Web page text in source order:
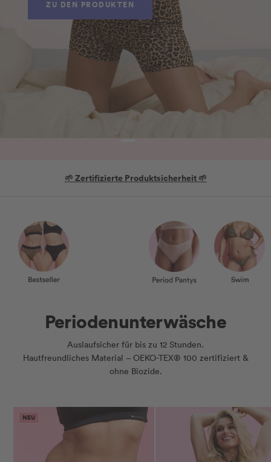
0 % Schadstoffe. 0 % Biozide.
100 % zertifizierter Komfort.
ZUR KOLLEKTION
gehengehen
Kostenloser Versand ab 65€
Periodenunterwäsche
Auslaufsicher für bis zu 12 Stunden.
Hautfreundliches Material – OEKO-TEX® 100 zertifiziert &
ohne Biozide.
NEU